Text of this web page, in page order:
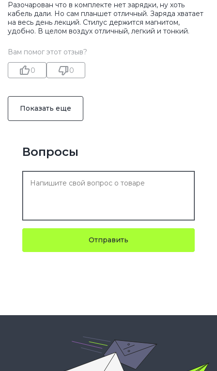
Разочарован что в комплекте нет зарядки, ну хоть
кабель дали. Но сам планшет отличный. Заряда хватает
на весь день лекций. Стилус держится магнитом,
удобно. В целом воздух отличный, легкий и тонкий.
Вам помог этот отзыв?
0 0
Показать еще
Вопросы
Отправить